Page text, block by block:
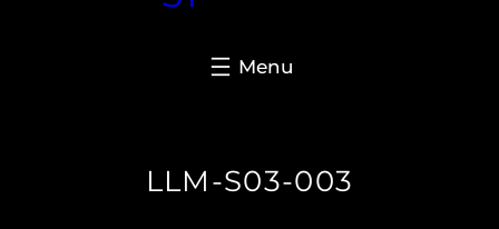
LLM-S03-003